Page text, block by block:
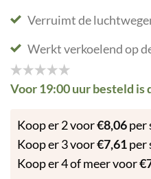
Verruimt de
Werkt verkoelend op
Voor 19:00 uur besteld is
Koop er 2 voor€8,06per
Koop er 3 voor€7,61per
Koop er 4 of meer voor€